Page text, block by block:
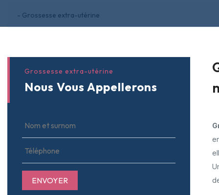
Grossesse extra-utérine
Nous Vous Appellerons
ENVOYER